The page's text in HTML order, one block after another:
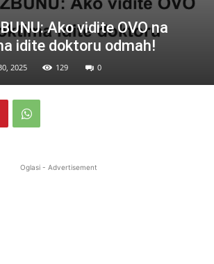
Ako vidite OVO na
idite doktoru odmah!
2025 129 0
Oglasi - Advertisement